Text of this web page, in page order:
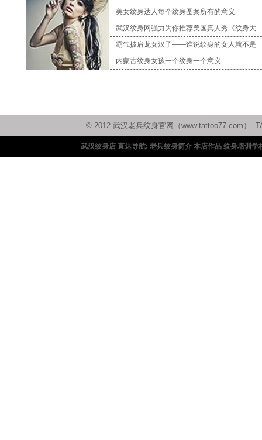
美女纹身达人每个纹身图案所有的意义
武汉纹身网强力为你推荐美国真人秀《纹身大
霸气披肩龙女汉子——谁说纹身的女人就不是
内蒙古纹身女孩一个纹身一个意义
© 2012 武汉老兵纹身官网（www.tattoo77.com）-
武汉纹身店 直达导航: 老兵纹身简介 本店作品 纹身培训学